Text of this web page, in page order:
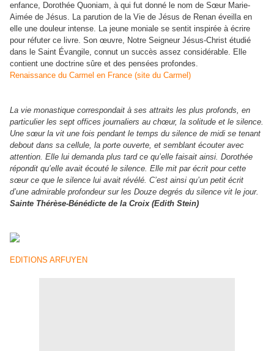
enfance, Dorothée Quoniam, à qui fut donné le nom de Sœur Marie-
Aimée de Jésus. La parution de la Vie de Jésus de Renan éveilla en
elle une douleur intense. La jeune moniale se sentit inspirée à écrire
pour réfuter ce livre. Son œuvre, Notre Seigneur Jésus-Christ étudié
dans le Saint Évangile, connut un succès assez considérable. Elle
contient une doctrine sûre et des pensées profondes.
Renaissance du Carmel en France (site du Carmel)
La vie monastique correspondait à ses attraits les plus profonds, en
particulier les sept offices journaliers au chœur, la solitude et le silence.
Une sœur la vit une fois pendant le temps du silence de midi se tenant
debout dans sa cellule, la porte ouverte, et semblant écouter avec
attention. Elle lui demanda plus tard ce qu’elle faisait ainsi. Dorothée
répondit qu’elle avait écouté le silence. Elle mit par écrit pour cette
sœur ce que le silence lui avait révélé. C’est ainsi qu’un petit écrit
d’une admirable profondeur sur les Douze degrés du silence vit le jour.
Sainte Thérèse-Bénédicte de la Croix (Edith Stein)
EDITIONS ARFUYEN